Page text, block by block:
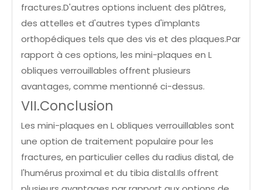
fractures.D'autres options incluent des plâtres,
des attelles et d'autres types d'implants
orthopédiques tels que des vis et des plaques.Par
rapport à ces options, les mini-plaques en L
obliques verrouillables offrent plusieurs
avantages, comme mentionné ci-dessus.
VII.Conclusion
Les mini-plaques en L obliques verrouillables sont
une option de traitement populaire pour les
fractures, en particulier celles du radius distal, de
l'humérus proximal et du tibia distal.Ils offrent